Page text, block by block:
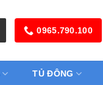
0965.790.100
TỦ ĐÔNG